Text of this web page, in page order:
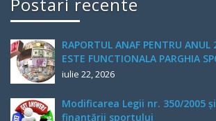
RAPORTUL ANAF PENTRU ANUL
ESTE FUNCTIONALA PARGHIA
iulie 22, 2026
Modificarea Legii nr. 350/2005
finanțării sportului